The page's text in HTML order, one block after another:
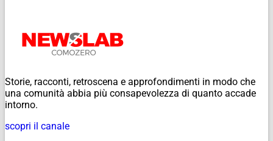
Storie, racconti, retroscena e approfondimenti in modo che
una comunità abbia più consapevolezza di quanto accade
intorno.
scopri il canale